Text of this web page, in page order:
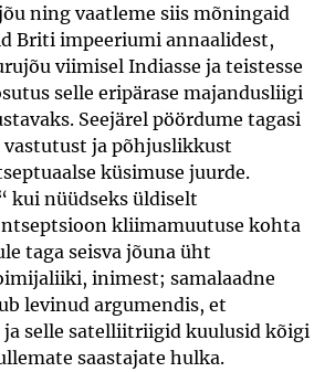
ning vaatleme siis mõningaid
Briti impeeriumi annaalidest,
viimisel Indiasse ja teistesse
selle eripärase majandusliigi
Seejärel pöördume tagasi
ja põhjuslikkust
küsimuse juurde.
kui nüüdseks üldiselt
kliimamuutuse kohta
taga seisva jõuna üht
inimest; samalaadne
levinud argumendis, et
selle satelliitriigid kuulusid kõigi
saastajate hulka.